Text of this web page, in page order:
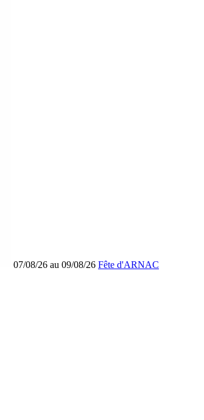
07/08/26 au 09/08/26 Fête d'ARNAC